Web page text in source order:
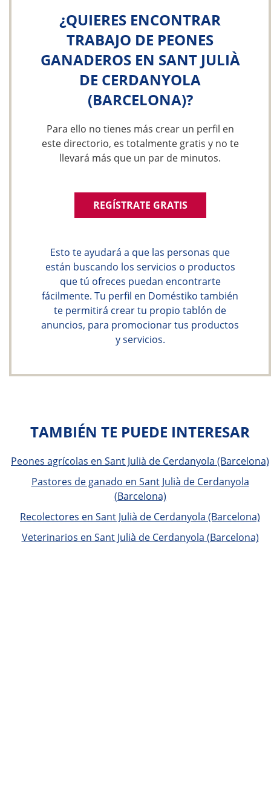
¿QUIERES ENCONTRAR
TRABAJO DE PEONES
GANADEROS EN SANT JULIÀ
DE CERDANYOLA
(BARCELONA)?
Para ello no tienes más crear un perfil en
este directorio, es totalmente gratis y no te
llevará más que un par de minutos.
REGÍSTRATE GRATIS
Esto te ayudará a que las personas que
están buscando los servicios o productos
que tú ofreces puedan encontrarte
fácilmente. Tu perfil en Doméstiko también
te permitirá crear tu propio tablón de
anuncios, para promocionar tus productos
y servicios.
TAMBIÉN TE PUEDE INTERESAR
Peones agrícolas en Sant Julià de Cerdanyola (Barcelona)
Pastores de ganado en Sant Julià de Cerdanyola
(Barcelona)
Recolectores en Sant Julià de Cerdanyola (Barcelona)
Veterinarios en Sant Julià de Cerdanyola (Barcelona)